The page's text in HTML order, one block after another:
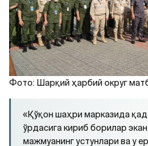
Фото: Шарқий ҳарбий округ
«Қўқон шаҳри марказида қад
ўрдасига кириб борилар
мажмуанинг устунлари ва у